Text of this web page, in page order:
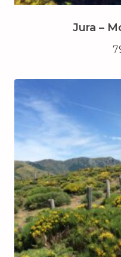
Jura –